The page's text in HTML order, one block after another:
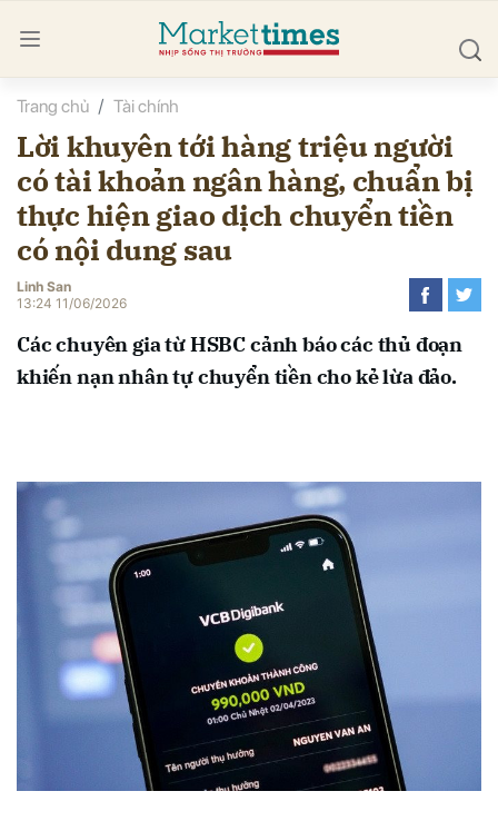
Trang chủ Tài chính
Lời khuyên tới hàng triệu người
có tài khoản ngân hàng, chuẩn bị
thực hiện giao dịch chuyển tiền
có nội dung sau
Linh San
13:24 11/06/2026
Các chuyên gia từ HSBC cảnh báo các thủ đoạn
khiến nạn nhân tự chuyển tiền cho kẻ lừa đảo.
luận